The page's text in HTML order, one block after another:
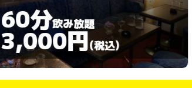
60分飲み放題
3,000円